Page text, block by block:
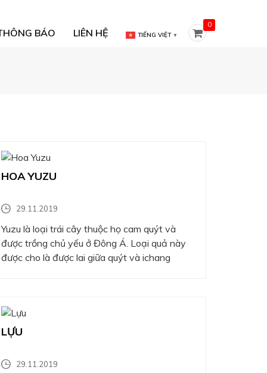
BÁO LIÊN HỆ TIẾNG VIỆT ▼
0
HOA YUZU
29.11.2019
Yuzu là loại trái cây thuộc họ cam quýt và
được trồng chủ yếu ở Đông Á. Loại quả này
được cho là được lai giữa quýt và ichang
LỰU
29.11.2019